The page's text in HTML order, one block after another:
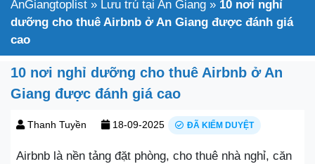
AnGiangtoplist » Lưu trú tại An Giang » 10 nơi nghỉ
dưỡng cho thuê Airbnb ở An Giang được đánh giá
cao
10 nơi nghỉ dưỡng cho thuê Airbnb ở An
Giang được đánh giá cao
Thanh Tuyền 18-09-2025 ĐÃ KIỂM DUYỆT
Airbnb là nền tảng đặt phòng, cho thuê nhà nghỉ, căn